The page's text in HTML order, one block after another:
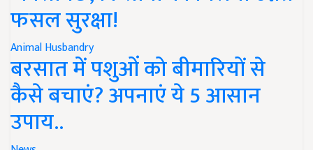
फसल सुरक्षा!
Animal Husbandry
बरसात में पशुओं को बीमारियों से
कैसे बचाएं? अपनाएं ये 5 आसान
उपाय..